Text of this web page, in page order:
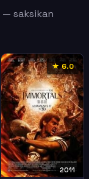
— saksikan
★ 6.0
2011